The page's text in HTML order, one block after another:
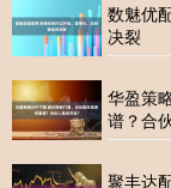
数魅优
决裂
华盈策
谱？合
聚丰达